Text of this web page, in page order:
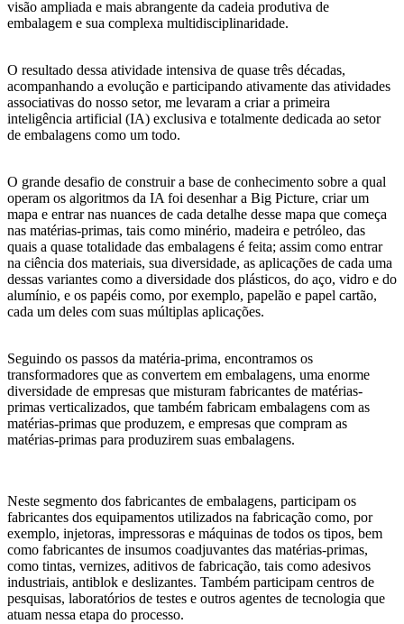
visão ampliada e mais abrangente da cadeia produtiva de
embalagem e sua complexa multidisciplinaridade.
O resultado dessa atividade intensiva de quase três décadas,
acompanhando a evolução e participando ativamente das atividades
associativas do nosso setor, me levaram a criar a primeira
inteligência artificial (IA) exclusiva e totalmente dedicada ao setor
de embalagens como um todo.
O grande desafio de construir a base de conhecimento sobre a qual
operam os algoritmos da IA foi desenhar a Big Picture, criar um
mapa e entrar nas nuances de cada detalhe desse mapa que começa
nas matérias-primas, tais como minério, madeira e petróleo, das
quais a quase totalidade das embalagens é feita; assim como entrar
na ciência dos materiais, sua diversidade, as aplicações de cada uma
dessas variantes como a diversidade dos plásticos, do aço, vidro e do
alumínio, e os papéis como, por exemplo, papelão e papel cartão,
cada um deles com suas múltiplas aplicações.
Seguindo os passos da matéria-prima, encontramos os
transformadores que as convertem em embalagens, uma enorme
diversidade de empresas que misturam fabricantes de matérias-
primas verticalizados, que também fabricam embalagens com as
matérias-primas que produzem, e empresas que compram as
matérias-primas para produzirem suas embalagens.
Neste segmento dos fabricantes de embalagens, participam os
fabricantes dos equipamentos utilizados na fabricação como, por
exemplo, injetoras, impressoras e máquinas de todos os tipos, bem
como fabricantes de insumos coadjuvantes das matérias-primas,
como tintas, vernizes, aditivos de fabricação, tais como adesivos
industriais, antiblok e deslizantes. Também participam centros de
pesquisas, laboratórios de testes e outros agentes de tecnologia que
atuam nessa etapa do processo.